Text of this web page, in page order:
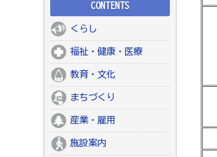
CONTENTS
くらし
福祉・健康・医療
教育・文化
まちづくり
産業・雇用
施設案内